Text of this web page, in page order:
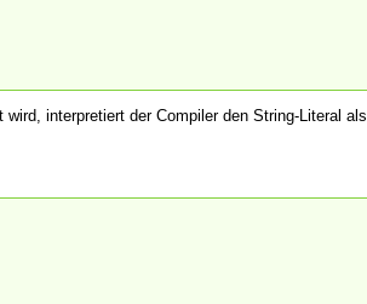
wird, interpretiert der Compiler den String-Literal als